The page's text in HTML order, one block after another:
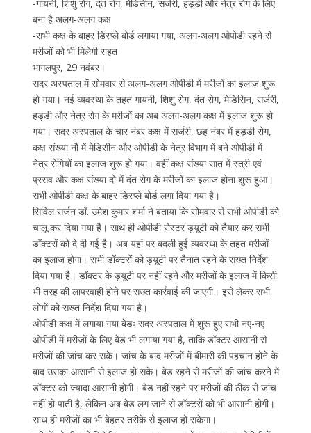
-गायनी, शिशु रोग, दंत रोग, मेडिसीन, सर्जरी, हड्डी और नेत्र रोग के लिए
बना है अलग-अलग कक्ष
-सभी कक्ष के बाहर डिस्प्ले बोर्ड लगाया गया, अलग-अलग ओपोडी रहने से
मरीजों को भी मिलेगी राहत
भागलपुर, 29 नवंबर।
सदर अस्पताल में सोमवार से अलग-अलग ओपीडी में मरीजों का इलाज शुरू
हो गया। नई व्यवस्था के तहत गायनी, शिशु रोग, दंत रोग, मेडिसिन, सर्जरी,
हड्डी और नेत्र रोग के मरीजों का अब अलग-अलग कक्ष में इलाज शुरू हो
गया। सदर अस्पताल के चार नंबर कक्ष में सर्जरी, छह नंबर में हड्डी रोग,
कक्ष संख्या नौ में मेडिसीन और ओपीडी के नेत्र विभाग में बने ओपीडी में
नेत्र रोगियों का इलाज शुरू हो गया। वहीं कक्ष संख्या सात में स्त्री एवं
प्रसव और कक्ष संख्या दो में दंत रोग के मरीजों का इलाज होना शुरू हुआ।
सभी ओपीडी कक्ष के बाहर डिस्प्ले बोर्ड लगा दिया गया है।
सिविल सर्जन डॉ. उमेश कुमार शर्मा ने बताया कि सोमवार से सभी ओपीडी को
चालू कर दिया गया है। साथ ही ओपीडी रोस्टर ड्यूटी को तैयार कर सभी
डॉक्टरों को दे दी गई है। अब यहां पर बदली हुई व्यवस्था के तहत मरीजों
का इलाज होगा। सभी डॉक्टरों को ड्यूटी पर तैनात रहने के सख्त निर्देश
दिया गया है। डॉक्टर के ड्यूटी पर नहीं रहने और मरीजों के इलाज में किसी
भी तरह की लापरवाही होने पर सख्त कार्रवाई की जाएगी। इसे लेकर सभी
लोगों को सख्त निर्देश दिया गया है।
ओपीडी कक्ष में लगाया गया बेडः सदर अस्पताल में शुरू हुए सभी नए-नए
ओपीडी में मरीजों के लिए बेड भी लगाया गया है, ताकि डॉक्टर आसानी से
मरीजों की जांच कर सके। जांच के बाद मरीजों में बीमारी की पहचान होने के
बाद उसका आसानी से इलाज हो सके। बेड रहने से मरीजों की जांच करने में
डॉक्टर को ज्यादा आसानी होगी। बेड नहीं रहने पर मरीजों की ठीक से जांच
नहीं हो पाती है, लेकिन अब बेड लग जाने से डॉक्टरों को भी आसानी होगी।
साथ ही मरीजों का भी बेहतर तरीके से इलाज हो सकेगा।